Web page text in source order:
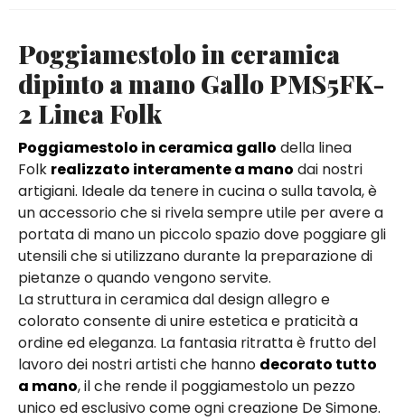
Poggiamestolo in ceramica
dipinto a mano Gallo PMS5FK-
2 Linea Folk
Poggiamestolo in ceramica gallo della linea
Folk realizzato interamente a mano dai nostri
artigiani. Ideale da tenere in cucina o sulla tavola, è
un accessorio che si rivela sempre utile per avere a
portata di mano un piccolo spazio dove poggiare gli
utensili che si utilizzano durante la preparazione di
pietanze o quando vengono servite.
La struttura in ceramica dal design allegro e
colorato consente di unire estetica e praticità a
ordine ed eleganza. La fantasia ritratta è frutto del
lavoro dei nostri artisti che hanno decorato tutto
a mano, il che rende il poggiamestolo un pezzo
unico ed esclusivo come ogni creazione De Simone.